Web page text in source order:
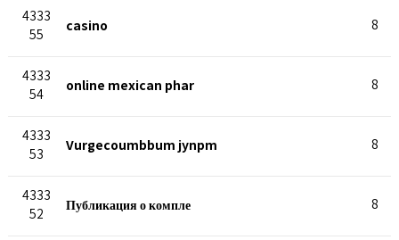
4333
55
casino 8
4333
54
online mexican phar 8
4333
53
Vurgecoumbbum jynpm 8
4333
52
Публикация о компле 8